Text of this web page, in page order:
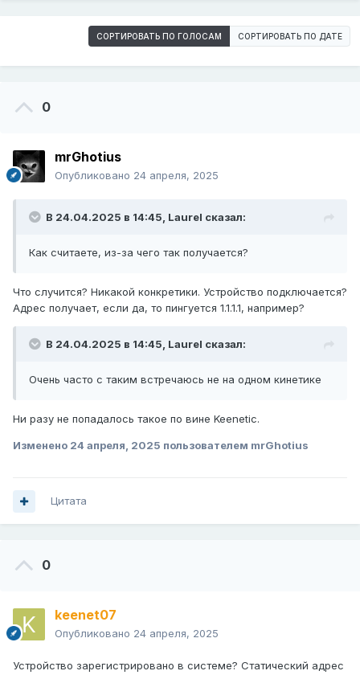
СОРТИРОВАТЬ ПО ГОЛОСАМ СОРТИРОВАТЬ ПО ДАТЕ
0
mrGhotius
Опубликовано 24 апреля, 2025
В 24.04.2025 в 14:45, Laurel сказал:
Как считаете, из-за чего так получается?
Что случится? Никакой конкретики. Устройство подключается?
Адрес получает, если да, то пингуется 1.1.1.1, например?
В 24.04.2025 в 14:45, Laurel сказал:
Очень часто с таким встречаюсь не на одном кинетике
Ни разу не попадалось такое по вине Keenetic.
Изменено 24 апреля, 2025 пользователем mrGhotius
Цитата
0
keenet07
Опубликовано 24 апреля, 2025
Устройство зарегистрировано в системе? Статический адрес